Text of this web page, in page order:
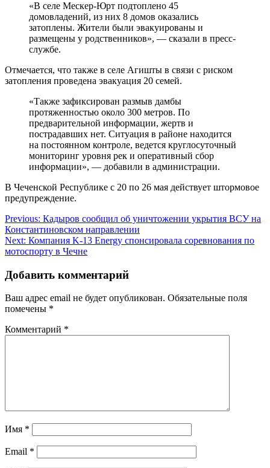
«В селе Мескер-Юрт подтоплено 45
домовладений, из них 8 домов оказались
затоплены. Жители были эвакуированы и
размещены у родственников», — сказали в пресс-
службе.
Отмечается, что также в селе Агишты в связи с риском
затопления проведена эвакуация 20 семей.
«Также зафиксирован размыв дамбы
протяженностью около 300 метров. По
предварительной информации, жертв и
пострадавших нет. Ситуация в районе находится
на постоянном контроле, ведется круглосуточный
мониторинг уровня рек и оперативный сбор
информации», — добавили в администрации.
В Чеченской Республике с 20 по 26 мая действует штормовое
предупреждение.
Навигация
по
записям
Previous: Кадыров сообщил об уничтожении укрытия ВСУ на
Константиновском направлении
Next: Компания K-13 Energy спонсировала соревнования по
мотоспорту в Чечне
Добавить комментарий
Ваш адрес email не будет опубликован. Обязательные поля
помечены *
Комментарий *
Имя *
Email *